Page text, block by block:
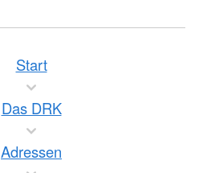
Start
Das DRK
Adressen